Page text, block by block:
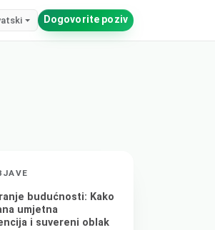
Dogovorite poziv
budućnosti: Kako
umjetna
i suvereni oblak